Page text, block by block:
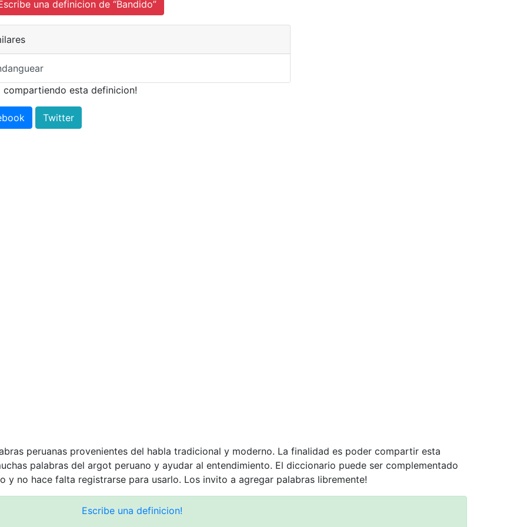
una definicion de “Bandido”
compartiendo esta definicion!
Twitter
peruanas provenientes del habla tradicional y moderno. La finalidad es poder compartir esta
palabras del argot peruano y ayudar al entendimiento. El diccionario puede ser complementado
y no hace falta registrarse para usarlo. Los invito a agregar palabras libremente!
Escribe una definicion!